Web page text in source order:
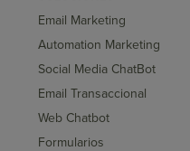
Email Marketing
Automation Marketing
Social Media ChatBot
Email Transaccional
Web Chatbot
Formularios